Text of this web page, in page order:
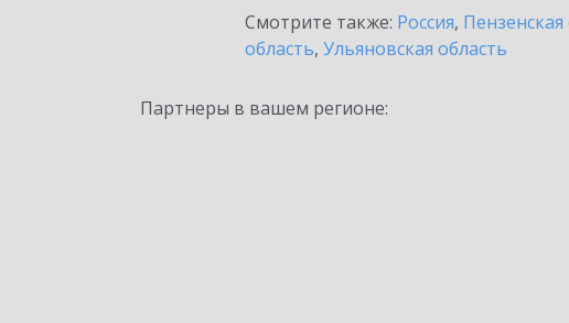
Смотрите также: Россия, Пензенская
область, Ульяновская область
Партнеры в вашем регионе: